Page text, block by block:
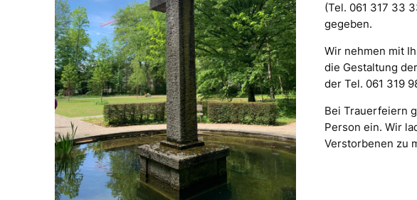
(Tel. 061 317 33
gegeben.
Wir nehmen mit
die Gestaltung
der Tel. 061 319
Bei Trauerfeiern
Person ein. Wir
Verstorbenen zu